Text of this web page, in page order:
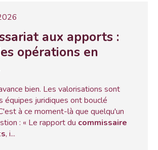
aux apports :
opérations en
bien. Les valorisations sont
équipes juridiques ont bouclé
à ce moment-là que quelqu'un
: « Le rapport du commissaire
, i...